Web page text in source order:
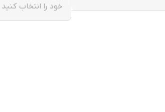
خود را انتخاب کنید